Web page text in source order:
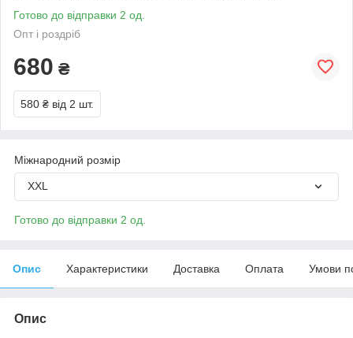
Готово до відправки 2 од.
Опт і роздріб
680 ₴
580 ₴ від 2 шт.
Міжнародний розмір
XXL
Готово до відправки 2 од.
Опис Характеристики Доставка Оплата Умови
Опис